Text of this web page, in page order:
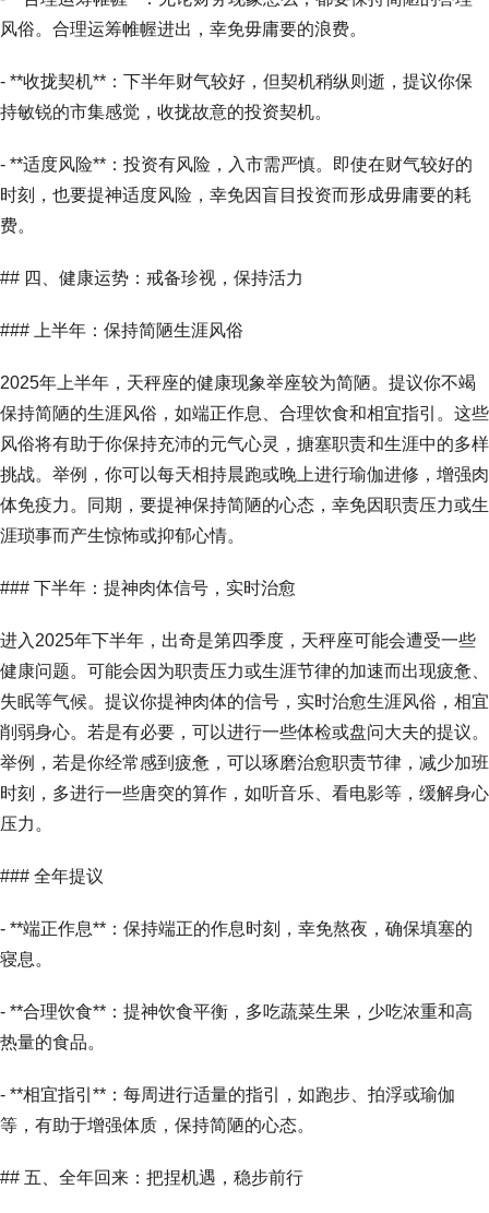
风俗。合理运筹帷幄进出，幸免毋庸要的浪费。
- **收拢契机**：下半年财气较好，但契机稍纵则逝，提议你保
持敏锐的市集感觉，收拢故意的投资契机。
- **适度风险**：投资有风险，入市需严慎。即使在财气较好的
时刻，也要提神适度风险，幸免因盲目投资而形成毋庸要的耗
费。
## 四、健康运势：戒备珍视，保持活力
### 上半年：保持简陋生涯风俗
2025年上半年，天秤座的健康现象举座较为简陋。提议你不竭
保持简陋的生涯风俗，如端正作息、合理饮食和相宜指引。这些
风俗将有助于你保持充沛的元气心灵，搪塞职责和生涯中的多样
挑战。举例，你可以每天相持晨跑或晚上进行瑜伽进修，增强肉
体免疫力。同期，要提神保持简陋的心态，幸免因职责压力或生
涯琐事而产生惊怖或抑郁心情。
### 下半年：提神肉体信号，实时治愈
进入2025年下半年，出奇是第四季度，天秤座可能会遭受一些
健康问题。可能会因为职责压力或生涯节律的加速而出现疲惫、
失眠等气候。提议你提神肉体的信号，实时治愈生涯风俗，相宜
削弱身心。若是有必要，可以进行一些体检或盘问大夫的提议。
举例，若是你经常感到疲惫，可以琢磨治愈职责节律，减少加班
时刻，多进行一些唐突的算作，如听音乐、看电影等，缓解身心
压力。
### 全年提议
- **端正作息**：保持端正的作息时刻，幸免熬夜，确保填塞的
寝息。
- **合理饮食**：提神饮食平衡，多吃蔬菜生果，少吃浓重和高
热量的食品。
- **相宜指引**：每周进行适量的指引，如跑步、拍浮或瑜伽
等，有助于增强体质，保持简陋的心态。
## 五、全年回来：把捏机遇，稳步前行